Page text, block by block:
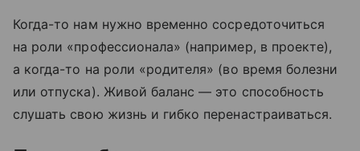
Когда-то нам нужно временно сосредоточиться
на роли «профессионала» (например, в проекте),
а когда-то на роли «родителя» (во время болезни
или отпуска). Живой баланс — это способность
слушать свою жизнь и гибко перенастраиваться.